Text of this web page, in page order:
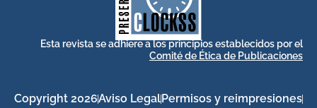
CLOCKSS is a dak archive that
ensures the long-term survival
of web-based scholary
Esta revista se adhiere a los principios establecidos por el
Comité de Ética de Publicaciones
Copyright 2026Aviso Legal Permisos y reimpresiones